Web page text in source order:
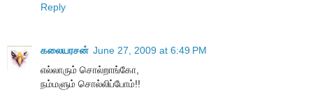
Reply
கலையரசன் June 27, 2009 at 6:49 PM
எல்லாரும் சொல்றாங்கோ,
நம்மளும் சொல்லிப்போம்!!